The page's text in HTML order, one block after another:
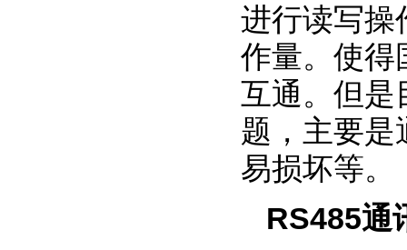
进行读写操
作量。使得
互通。但是
题，主要是
易损坏等。
RS485通